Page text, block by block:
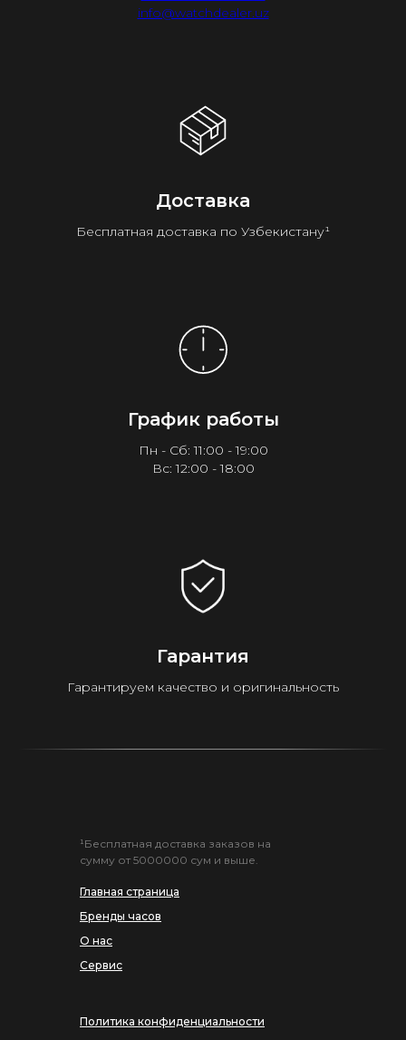
info@watchdealer.uz
Доставка
Бесплатная доставка по Узбекистану¹
График работы
Пн - Сб: 11:00 - 19:00
Вс: 12:00 - 18:00
Гарантия
Гарантируем качество и оригинальность
Главная страница
Бренды часов
О нас
Сервис
¹Бесплатная доставка заказов на
сумму от 5000000 сум и выше.
Политика конфиденциальности